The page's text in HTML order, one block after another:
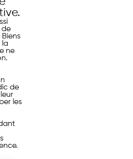
de
Biens
la
ne
de
les